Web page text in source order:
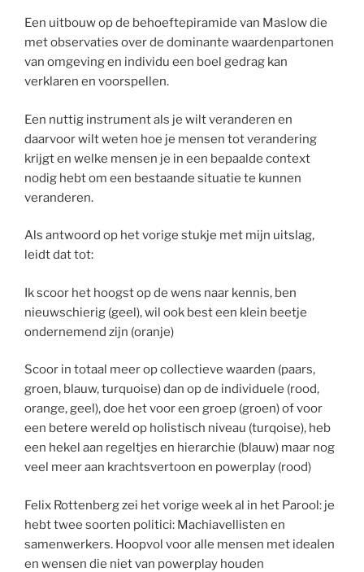
Een uitbouw op de behoeftepiramide van Maslow die
met observaties over de dominante waardenpartonen
van omgeving en individu een boel gedrag kan
verklaren en voorspellen.
Een nuttig instrument als je wilt veranderen en
daarvoor wilt weten hoe je mensen tot verandering
krijgt en welke mensen je in een bepaalde context
nodig hebt om een bestaande situatie te kunnen
veranderen.
Als antwoord op het vorige stukje met mijn uitslag,
leidt dat tot:
Ik scoor het hoogst op de wens naar kennis, ben
nieuwschierig (geel), wil ook best een klein beetje
ondernemend zijn (oranje)
Scoor in totaal meer op collectieve waarden (paars,
groen, blauw, turquoise) dan op de individuele (rood,
orange, geel), doe het voor een groep (groen) of voor
een betere wereld op holistisch niveau (turqoise), heb
een hekel aan regeltjes en hierarchie (blauw) maar nog
veel meer aan krachtsvertoon en powerplay (rood)
Felix Rottenberg zei het vorige week al in het Parool: je
hebt twee soorten politici: Machiavellisten en
samenwerkers. Hoopvol voor alle mensen met idealen
en wensen die niet van powerplay houden